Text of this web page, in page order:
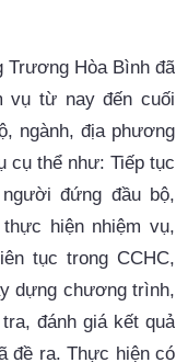
Trương Hòa Bình đã
vụ từ nay đến cuối
ngành, địa phương
cụ thể như: Tiếp tục
đứng đầu bộ,
hiện nhiệm vụ,
tục trong CCHC,
dựng chương trình,
đánh giá kết quả
đề ra. Thực hiện có